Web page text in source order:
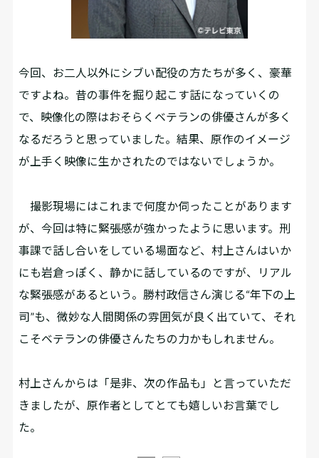
今回、お二人以外にシブい配役の方たちが多く、豪華
ですよね。昔の事件を掘り起こす話になっていくの
で、映像化の際はおそらくベテランの俳優さんが多く
なるだろうと思っていました。結果、原作のイメージ
が上手く映像に生かされたのではないでしょうか。
撮影現場にはこれまで何度か伺ったことがあります
が、今回は特に緊張感が強かったように思います。刑
事課で話し合いをしている場面など、村上さんはいか
にも岩倉っぽく、静かに話しているのですが、リアル
な緊張感があるという。勝村政信さん演じる“年下の上
司”も、微妙な人間関係の雰囲気が良く出ていて、それ
こそベテランの俳優さんたちの力かもしれません。
村上さんからは「是非、次の作品も」と言っていただ
きましたが、原作者としてとても嬉しいお言葉でし
た。